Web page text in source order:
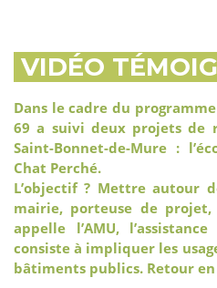
VIDÉO
Dans le cadre du programme
69 a suivi deux projets de
Saint-Bonnet-de-Mure :
Chat Perché.
L’objectif ? Mettre autour
mairie, porteuse de projet,
appelle l’AMU,
consiste à impliquer les
bâtiments publics. Retour en